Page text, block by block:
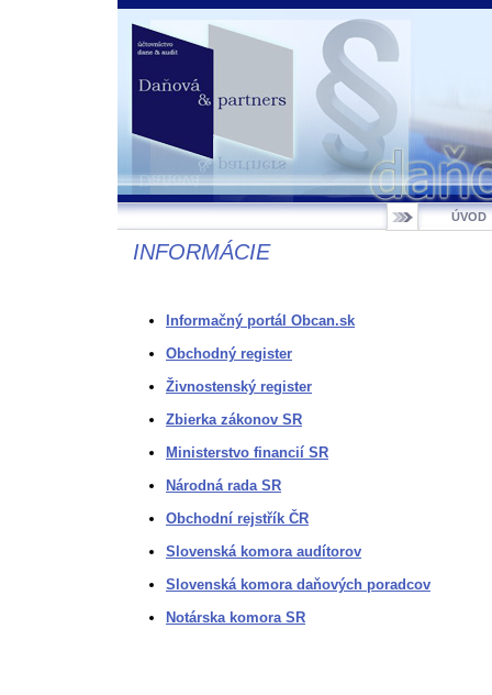
ÚVOD
INFORMÁCIE
Informačný portál Obcan.sk
Obchodný register
Živnostenský register
Zbierka zákonov SR
Ministerstvo financií SR
Národná rada SR
Obchodní rejstřík ČR
Slovenská komora audítorov
Slovenská komora daňových poradcov
Notárska komora SR